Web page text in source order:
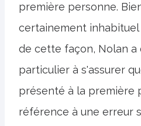
première personne.
certainement inhabituel
de cette façon, Nolan a
particulier à s'assurer
présenté à la première
référence à une erreur